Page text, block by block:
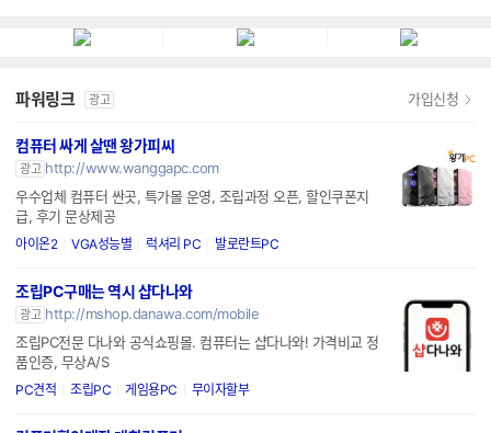
파워링크 광고 가입신청
컴퓨터 싸게 살땐 왕가피씨
광고 http://www.wanggapc.com
우수업체 컴퓨터 싼곳, 특가몰 운영, 조립과정 오픈, 할인쿠폰지
급, 후기 문상제공
아이온2 VGA성능별 럭셔리 PC 발로란트PC
조립PC구매는 역시 샵다나와
광고 http://mshop.danawa.com/mobile
조립PC전문 다나와 공식쇼핑몰. 컴퓨터는 샵다나와! 가격비교 정
품인증, 무상A/S
PC견적 조립PC 게임용PC 무이자할부